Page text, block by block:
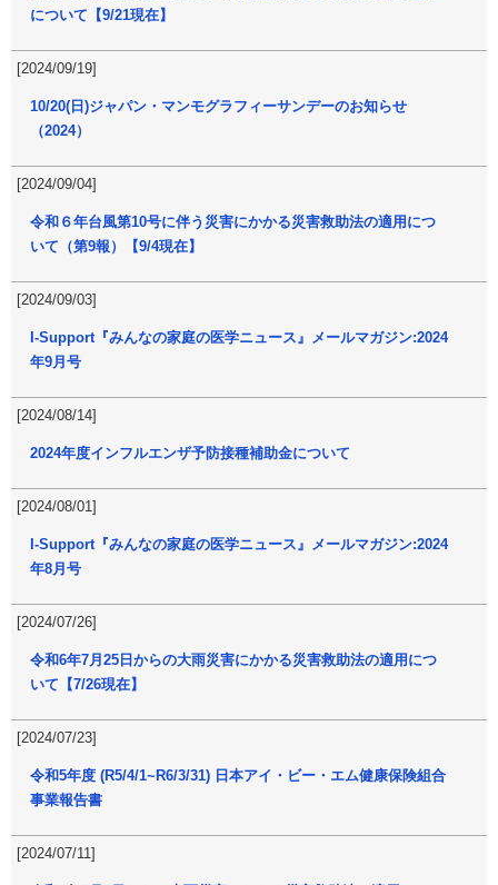
について【9/21現在】
[2024/09/19]
10/20(日)ジャパン・マンモグラフィーサンデーのお知らせ
（2024）
[2024/09/04]
令和６年台風第10号に伴う災害にかかる災害救助法の適用につ
いて（第9報）【9/4現在】
[2024/09/03]
I-Support『みんなの家庭の医学ニュース』メールマガジン:2024
年9月号
[2024/08/14]
2024年度インフルエンザ予防接種補助金について
[2024/08/01]
I-Support『みんなの家庭の医学ニュース』メールマガジン:2024
年8月号
[2024/07/26]
令和6年7月25日からの大雨災害にかかる災害救助法の適用につ
いて【7/26現在】
[2024/07/23]
令和5年度 (R5/4/1~R6/3/31) 日本アイ・ビー・エム健康保険組合
事業報告書
[2024/07/11]